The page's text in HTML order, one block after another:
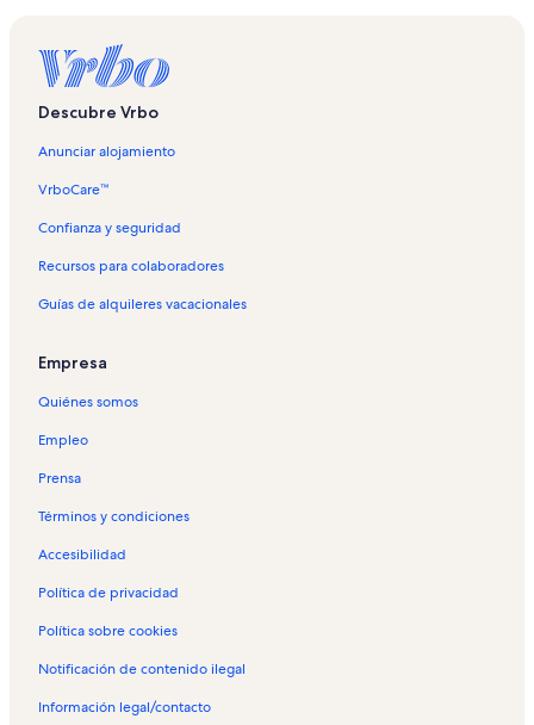
Descubre Vrbo
Anunciar alojamiento
VrboCare™
Confianza y seguridad
Recursos para colaboradores
Guías de alquileres vacacionales
Empresa
Quiénes somos
Empleo
Prensa
Términos y condiciones
Accesibilidad
Política de privacidad
Política sobre cookies
Notificación de contenido ilegal
Información legal/contacto